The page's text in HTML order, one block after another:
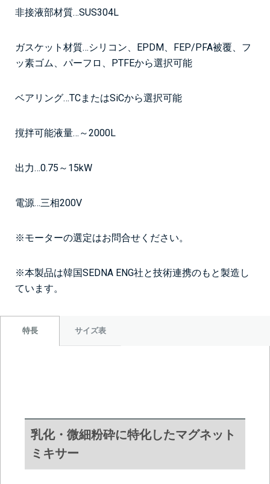
非接液部材質…SUS304L
ガスケット材質…シリコン、EPDM、FEP/PFA被覆、フ
ッ素ゴム、パーフロ、PTFEから選択可能
ベアリング…TCまたはSiCから選択可能
撹拌可能液量…～2000L
出力…0.75～15kW
電源…三相200V
※モーターの選定はお問合せください。
※本製品は韓国SEDNA ENG社と技術連携のもと製造し
ています。
特長 サイズ表
乳化・微細粉砕に特化したマグネット
ミキサー